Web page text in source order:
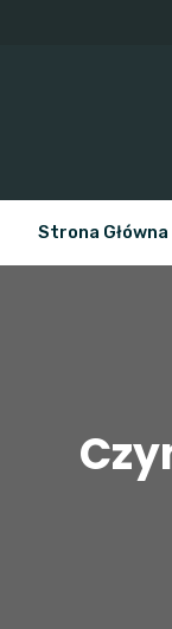
Strona Główna